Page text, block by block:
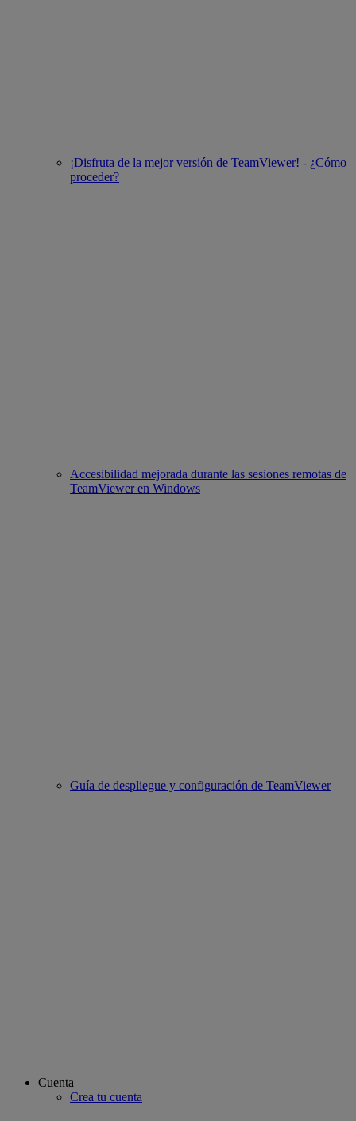
¡Disfruta de la mejor versión de TeamViewer! - ¿Cómo
proceder?
Accesibilidad mejorada durante las sesiones remotas de
TeamViewer en Windows
Guía de despliegue y configuración de TeamViewer
Cuenta
Crea tu cuenta